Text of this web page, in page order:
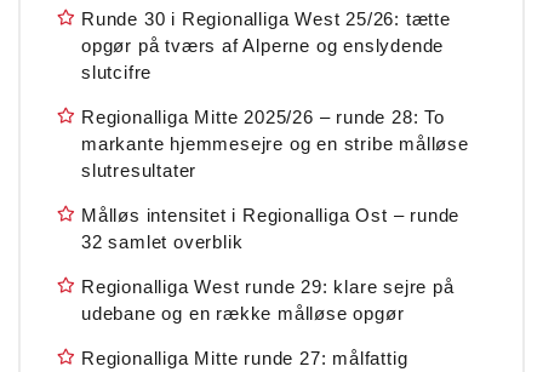
Runde 30 i Regionalliga West 25/26: tætte
opgør på tværs af Alperne og enslydende
slutcifre
Regionalliga Mitte 2025/26 – runde 28: To
markante hjemmesejre og en stribe målløse
slutresultater
Målløs intensitet i Regionalliga Ost – runde
32 samlet overblik
Regionalliga West runde 29: klare sejre på
udebane og en række målløse opgør
Regionalliga Mitte runde 27: målfattig